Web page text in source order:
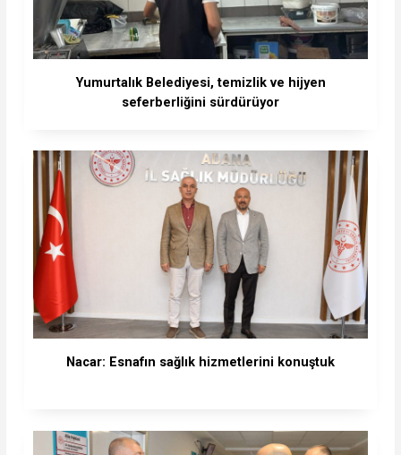
Yumurtalık Belediyesi, temizlik ve hijyen
seferberliğini sürdürüyor
Nacar: Esnafın sağlık hizmetlerini konuştuk